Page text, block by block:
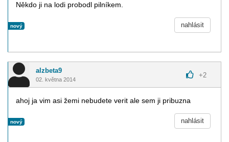
Někdo ji na lodi probodl pilníkem.
nový nahlásit
alzbeta9
02. května 2014
+2
ahoj ja vim asi žemi nebudete verit ale sem ji pribuzna
nový nahlásit